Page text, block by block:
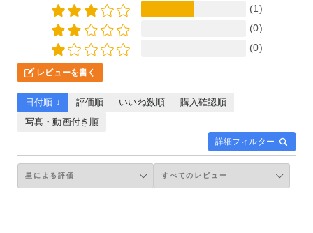
(1)
(0)
(0)
レビューを書く
詳細フィルター
日付順 ↓ 評価順 いいね数順
購入確認順
写真・動画付き順